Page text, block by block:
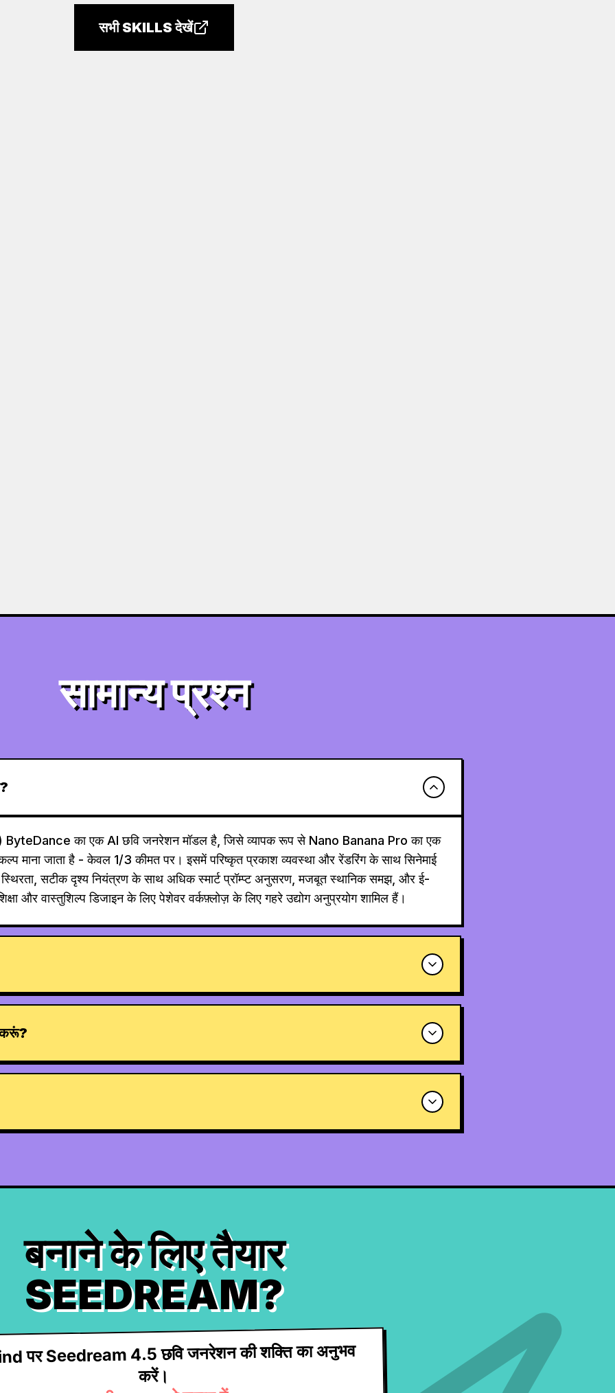
सभी SKILLS देखें
सामान्य प्रश्न
का एक AI छवि जनरेशन मॉडल है, जिसे व्यापक रूप से Nano Banana Pro का एक
माना जाता है - केवल 1/3 कीमत पर। इसमें परिष्कृत प्रकाश व्यवस्था और रेंडरिंग के साथ सिनेमाई
सटीक दृश्य नियंत्रण के साथ अधिक स्मार्ट प्रॉम्प्ट अनुसरण, मजबूत स्थानिक समझ, और ई-
और वास्तुशिल्प डिजाइन के लिए पेशेवर वर्कफ़्लोज़ के लिए गहरे उद्योग अनुप्रयोग शामिल हैं।
करूं?
बनाने के लिए तैयार
SEEDREAM?
पर Seedream 4.5 छवि जनरेशन की शक्ति का अनुभव
करें।